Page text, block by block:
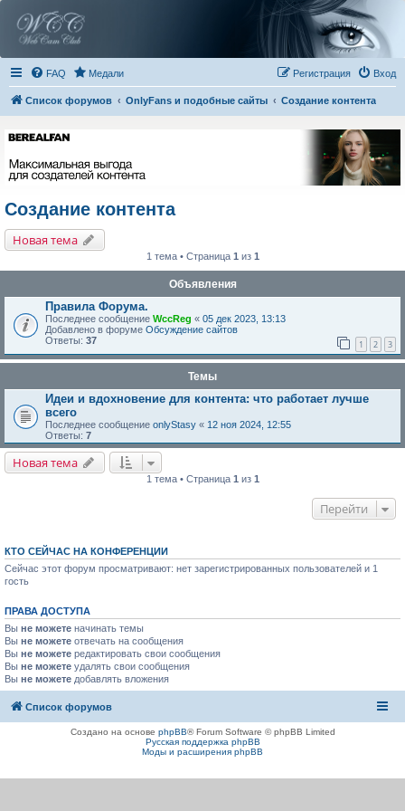
FAQ Медали Вход
Регистрация
Список форумов OnlyFans и подобные сайты Создание контента
Создание контента
Новая тема
1 тема • Страница 1 из 1
Объявления
Правила Форума.
Последнее сообщение WccReg « 05 дек 2023, 13:13
Добавлено в форуме Обсуждение сайтов
Ответы: 37 1 2 3
Темы
Идеи и вдохновение для контента: что работает лучше
всего
Последнее сообщение onlyStasy « 12 ноя 2024, 12:55
Ответы: 7
Новая тема
1 тема • Страница 1из 1
Перейти
КТО СЕЙЧАС НА КОНФЕРЕНЦИИ
Сейчас этот форум просматривают: нет зарегистрированных пользователей и 1
гость
ПРАВА ДОСТУПА
Вы не можете начинать темы
Вы не можете отвечать на сообщения
Вы не можете редактировать свои сообщения
Вы не можете удалять свои сообщения
Вы не можете добавлять вложения
Список форумов
Создано на основе phpBB® Forum Software © phpBB Limited
Русская поддержка phpBB
Моды и расширения phpBB